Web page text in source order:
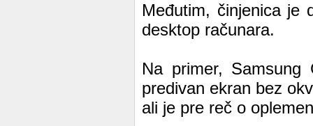
Međutim, činjenica je
desktop računara.
Na primer,
predivan ekran bez
ali je pre reč o